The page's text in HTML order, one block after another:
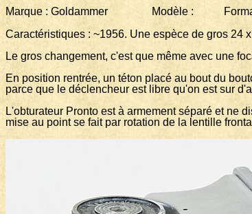
Marque : Goldammer Modèle : Format :
Caractéristiques : ~1956. Une espèce de gros 24
Le gros changement, c'est que même avec une
En position rentrée, un téton placé au bout du
parce que le déclencheur est libre qu'on est sur
L'obturateur Pronto est à armement séparé et ne
mise au point se fait par rotation de la lentille